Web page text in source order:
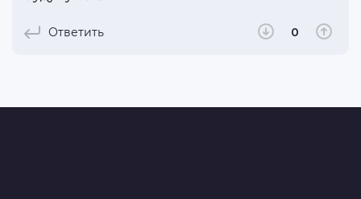
Ответить 0